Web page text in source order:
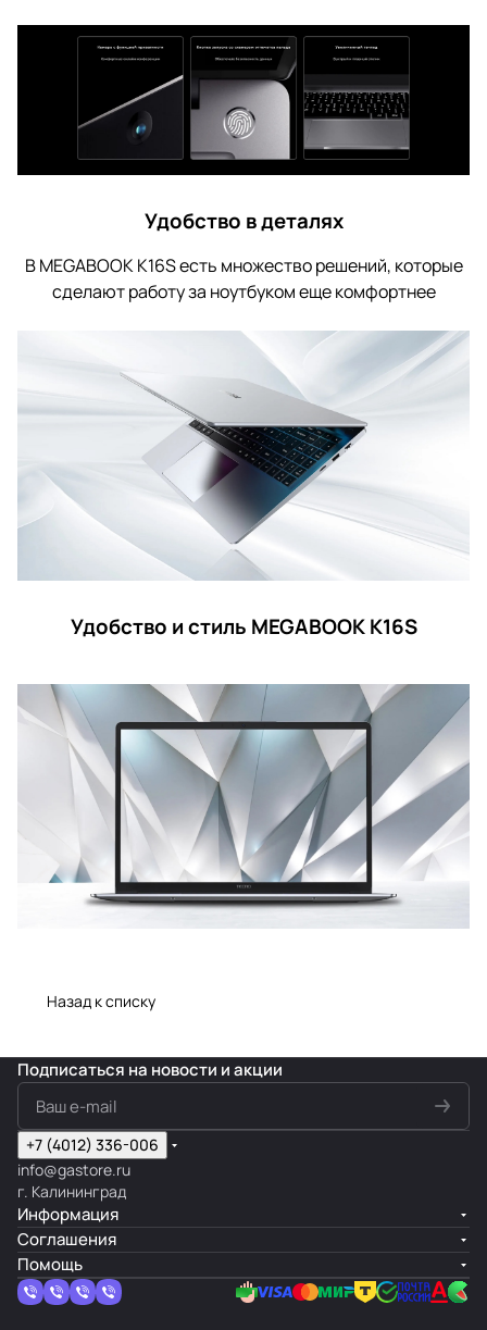
Удобство в деталях
В MEGABOOK K16S есть множество решений, которые
сделают работу за ноутбуком еще комфортнее
Удобство и стиль MEGABOOK K16S
Назад к списку
Подписаться на новости и акции
+7 (4012) 336-006
info@gastore.ru
г. Калининград
Информация
Соглашения
Помощь